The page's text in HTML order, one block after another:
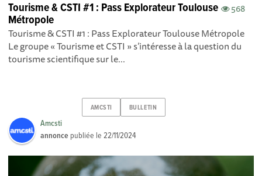
568
Tourisme & CSTI #1 : Pass Explorateur Toulouse
Métropole
Tourisme & CSTI #1 : Pass Explorateur Toulouse Métropole
Le groupe « Tourisme et CSTI » s’intéresse à la question du
tourisme scientifique sur le...
AMCSTI BULLETIN
Amcsti
annonce publiée le22/11/2024